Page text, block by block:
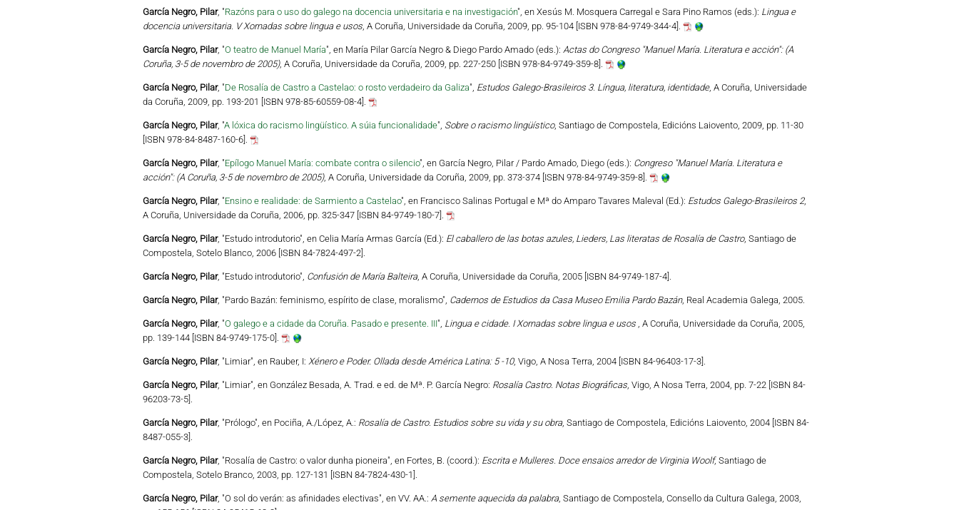
García Negro, Pilar, "Razóns para o uso do galego na docencia universitaria e na investigación", en Xesús M. Mosquera Carregal e Sara Pino Ramos (eds.): Lingua e
docencia universitaria. V Xornadas sobre lingua e usos, A Coruña, Universidade da Coruña, 2009, pp. 95-104 [ISBN 978-84-9749-344-4].
García Negro, Pilar, "O teatro de Manuel María", en María Pilar García Negro & Diego Pardo Amado (eds.): Actas do Congreso "Manuel María. Literatura e acción": (A
Coruña, 3-5 de novembro de 2005), A Coruña, Universidade da Coruña, 2009, pp. 227-250 [ISBN 978-84-9749-359-8].
García Negro, Pilar, "De Rosalía de Castro a Castelao: o rosto verdadeiro da Galiza", Estudos Galego-Brasileiros 3. Língua, literatura, identidade, A Coruña, Universidade
da Coruña, 2009, pp. 193-201 [ISBN 978-85-60559-08-4].
García Negro, Pilar, "A lóxica do racismo lingüístico. A súia funcionalidade", Sobre o racismo lingüístico, Santiago de Compostela, Edicións Laiovento, 2009, pp. 11-30
[ISBN 978-84-8487-160-6].
García Negro, Pilar, "Epílogo Manuel María: combate contra o silencio", en García Negro, Pilar / Pardo Amado, Diego (eds.): Congreso "Manuel María. Literatura e
acción": (A Coruña, 3-5 de novembro de 2005), A Coruña, Universidade da Coruña, 2009, pp. 373-374 [ISBN 978-84-9749-359-8].
García Negro, Pilar, "Ensino e realidade: de Sarmiento a Castelao", en Francisco Salinas Portugal e Mª do Amparo Tavares Maleval (Ed.): Estudos Galego-Brasileiros 2,
A Coruña, Universidade da Coruña, 2006, pp. 325-347 [ISBN 84-9749-180-7].
García Negro, Pilar, "Estudo introdutorio", en Celia María Armas García (Ed.): El caballero de las botas azules, Lieders, Las literatas de Rosalía de Castro, Santiago de
Compostela, Sotelo Blanco, 2006 [ISBN 84-7824-497-2].
García Negro, Pilar, "Estudo introdutorio", Confusión de María Balteira, A Coruña, Universidade da Coruña, 2005 [ISBN 84-9749-187-4].
García Negro, Pilar, "Pardo Bazán: feminismo, espírito de clase, moralismo", Cadernos de Estudios da Casa Museo Emilia Pardo Bazán, Real Academia Galega, 2005.
García Negro, Pilar, "O galego e a cidade da Coruña. Pasado e presente. III", Lingua e cidade. I Xornadas sobre lingua e usos , A Coruña, Universidade da Coruña, 2005,
pp. 139-144 [ISBN 84-9749-175-0].
García Negro, Pilar, "Limiar", en Rauber, I: Xénero e Poder. Ollada desde América Latina: 5 -10, Vigo, A Nosa Terra, 2004 [ISBN 84-96403-17-3].
García Negro, Pilar, "Limiar", en González Besada, A. Trad. e ed. de Mª. P. García Negro: Rosalía Castro. Notas Biográficas, Vigo, A Nosa Terra, 2004, pp. 7-22 [ISBN 84-
96203-73-5].
García Negro, Pilar, "Prólogo", en Pociña, A./López, A.: Rosalía de Castro. Estudios sobre su vida y su obra, Santiago de Compostela, Edicións Laiovento, 2004 [ISBN 84-
8487-055-3].
García Negro, Pilar, "Rosalía de Castro: o valor dunha pioneira", en Fortes, B. (coord.): Escrita e Mulleres. Doce ensaios arredor de Virginia Woolf, Santiago de
Compostela, Sotelo Branco, 2003, pp. 127-131 [ISBN 84-7824-430-1].
García Negro, Pilar, "O sol do verán: as afinidades electivas", en VV. AA.: A semente aquecida da palabra, Santiago de Compostela, Consello da Cultura Galega, 2003,